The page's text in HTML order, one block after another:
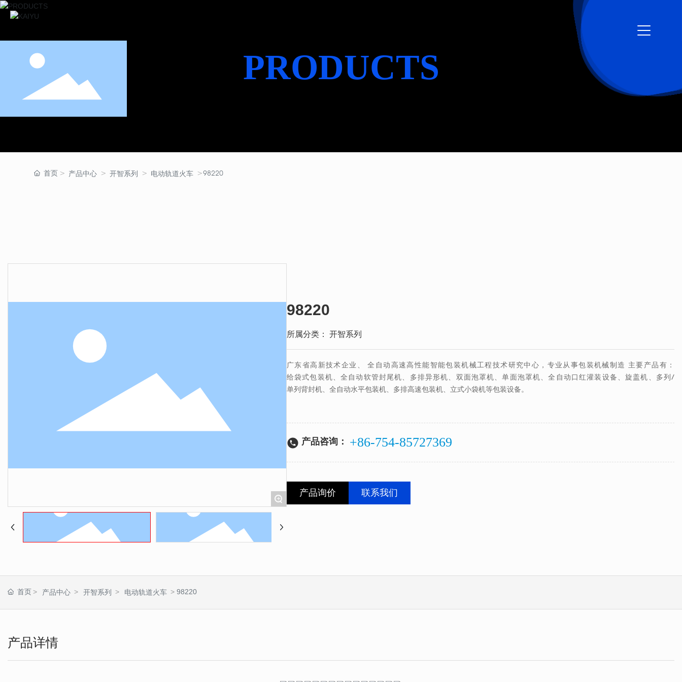
PRODUCTS
首页 产品中心 开智系列 电动轨道火车 98220
+
98220
所属分类： 开智系列
广东省高新技术企业、 全自动高速高性能智能包装机械工程技术研究中心，专业从事包装机械制造 主要产品有：
给袋式包装机、全自动软管封尾机、多排异形机、双面泡罩机、单面泡罩机、全自动口红灌装设备、旋盖机、多列/
单列背封机、全自动水平包装机、多排高速包装机、立式小袋机等包装设备。
产品咨询： +86-754-85727369
产品询价 联系我们
首页 产品中心 开智系列 电动轨道火车 98220
产品详情